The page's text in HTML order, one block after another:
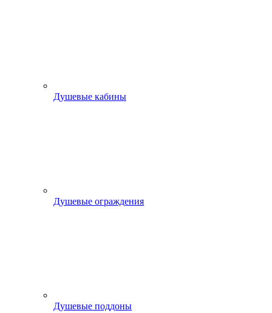
Душевые кабины
Душевые ограждения
Душевые поддоны